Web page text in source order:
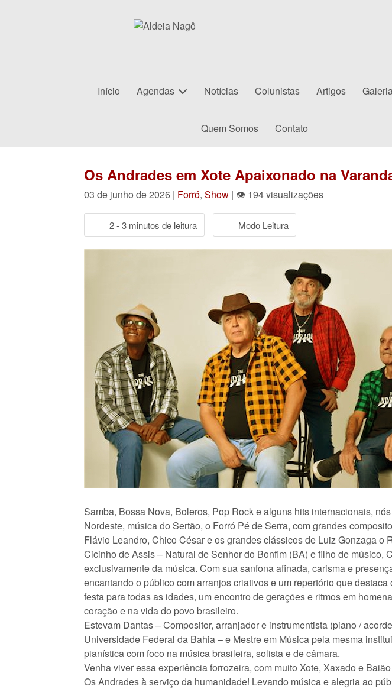
Início Agendas Notícias Colunistas Artigos
Quem Somos Contato
Os Andrades em Xote Apaixonado na
03 de junho de 2026 | Forró, Show | 👁 194 visualizações
2 - 3 minutos de leitura Modo Leitura
Samba, Bossa Nova, Boleros, Pop Rock e alguns hits internacionais,
Nordeste, música do Sertão, o Forró Pé de Serra, com grandes
Flávio Leandro, Chico César e os grandes clássicos de Luiz Gonzaga o
Cicinho de Assis – Natural de Senhor do Bonfim (BA) e filho de
exclusivamente da música. Com sua sanfona afinada, carisma e
encantando o público com arranjos criativos e um repertório que
festa para todas as idades, um encontro de gerações e ritmos em
coração e na vida do povo brasileiro.
Estevam Dantas – Compositor, arranjador e instrumentista (piano /
Universidade Federal da Bahia – e Mestre em Música pela mesma
pianística com foco na música brasileira, solista e de câmara.
Venha viver essa experiência forrozeira, com muito Xote, Xaxado e
Os Andrades à serviço da humanidade! Levando música e alegria ao